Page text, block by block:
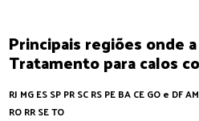
Principais regiões onde
Tratamento para calos
RJ MGESSPPRSCRSPEBACEGO e DFAM
RORRSETO